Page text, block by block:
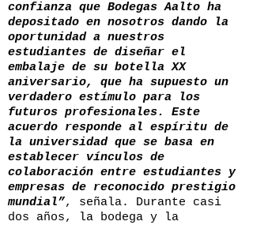
confianza que Bodegas Aalto ha
depositado en nosotros dando la
oportunidad a nuestros
estudiantes de diseñar el
embalaje de su botella XX
aniversario, que ha supuesto un
verdadero estímulo para los
futuros profesionales. Este
acuerdo responde al espíritu de
la universidad que se basa en
establecer vínculos de
colaboración entre estudiantes y
empresas de reconocido prestigio
mundial”, señala. Durante casi
dos años, la bodega y la